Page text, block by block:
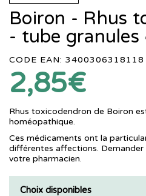
Boiron - Rhus
- tube granules
CODE EAN: 3400306318118
2,85€
Rhus toxicodendron de Boiron
homéopathique.
Ces médicaments ont la
différentes affections.
votre pharmacien.
Choix disponibles